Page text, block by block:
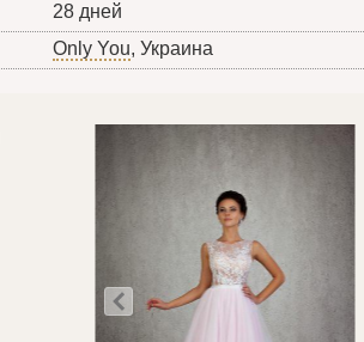
28 дней
Only You, Украина